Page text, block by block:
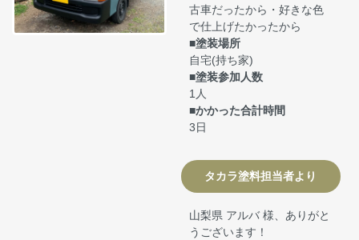
古車だったから・好きな色
で仕上げたかったから
■塗装場所
自宅(持ち家)
■塗装参加人数
1人
■かかった合計時間
3日
タカラ塗料担当者より
山梨県 アルバ 様、ありがと
うございます！